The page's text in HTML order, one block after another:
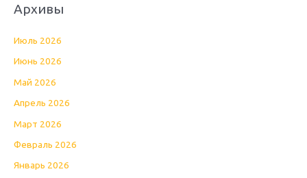
Архивы
Июль 2026
Июнь 2026
Май 2026
Апрель 2026
Март 2026
Февраль 2026
Январь 2026